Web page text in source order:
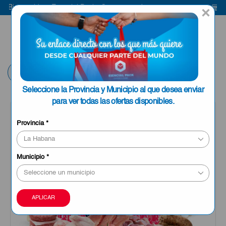
×
Seleccione la Provincia y Municipio al que desea enviar
para ver todas las ofertas disponibles.
Provincia*
Municipio*
APLICAR
a Esencial Pack
ENVIAR A LA
HABANA